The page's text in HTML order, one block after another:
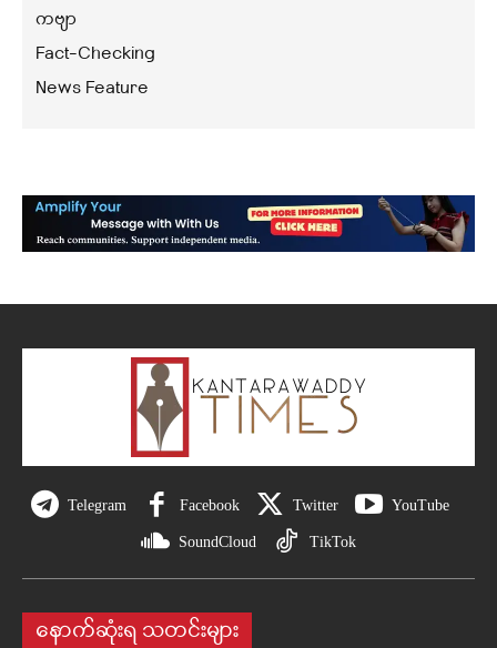
ကဗျာ
Fact-Checking
News Feature
Telegram Facebook Twitter YouTube
SoundCloud TikTok
နောက်ဆုံးရ သတင်းများ